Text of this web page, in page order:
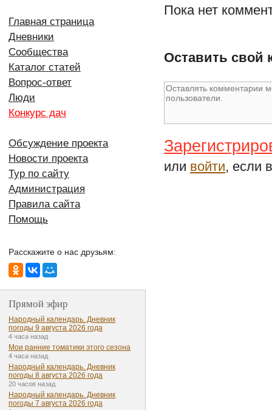
Пока нет
Оставить свой
или войти, если
Главная страница
Дневники
Сообщества
Каталог статей
Вопрос-ответ
Люди
Конкурс дач
Обсуждение проекта
Новости проекта
Тур по сайту
Администрация
Правила сайта
Помощь
Расскажите о нас друзьям:
Прямой эфир
Народный календарь. Дневник
погоды 9 августа 2026 года
4 часа назад
Мои ранние томатики этого сезона
4 часа назад
Народный календарь. Дневник
погоды 8 августа 2026 года
20 часов назад
Народный календарь. Дневник
погоды 7 августа 2026 года